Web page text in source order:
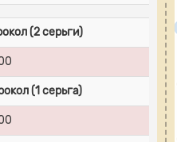
(2 серьги)
(1 серьга)